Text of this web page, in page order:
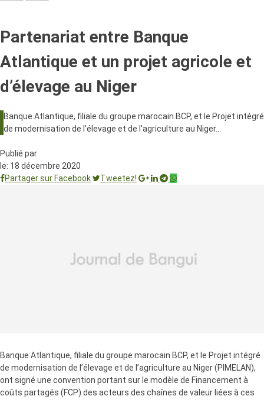
Partenariat entre Banque
Atlantique et un projet agricole et
d’élevage au Niger
Banque Atlantique, filiale du groupe marocain BCP, et le Projet intégré
de modernisation de l'élevage et de l'agriculture au Niger…
Publié par
le: 18 décembre 2020
Partager sur Facebook
Tweetez!
Banque Atlantique, filiale du groupe marocain BCP, et le Projet intégré
de modernisation de l’élevage et de l’agriculture au Niger (PIMELAN),
ont signé une convention portant sur le modèle de Financement à
coûts partagés (FCP) des acteurs des chaînes de valeur liées à ces